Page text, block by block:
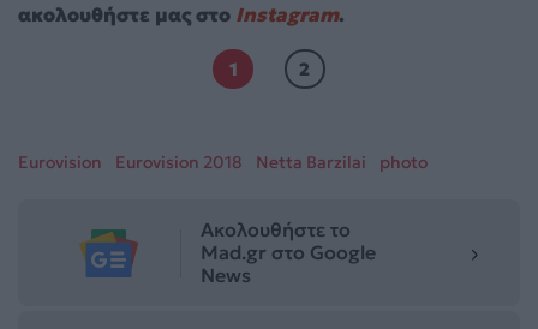
ακολουθήστε μας στο Instagram.
1 2
Eurovision Eurovision 2018 Netta Barzilai photo
Ακολουθήστε το
Mad.gr στο Google
News